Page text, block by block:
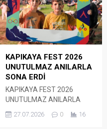
Terme Sanayispor maçının
hazırlıklarını Teknik Direktör
Ahmet Ertem yönetimin de
Yenile Antrenmanı ile
başladı. 1930 Bafraspor Bal
Ligine...
KAPIKAYA FEST 2026
UNUTULMAZ ANILARLA
SONA ERDİ
KAPIKAYA FEST 2026
UNUTULMAZ ANILARLA
Bafra İlçe Belediyesi’nin ev
27.07.2026 0 16